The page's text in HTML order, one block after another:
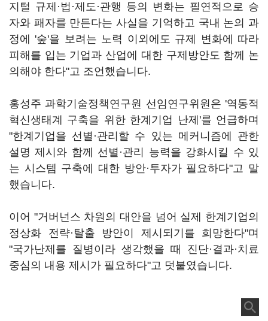
지털 규제·법·제도·관행 등의 변화는 필연적으로 승
자와 패자를 만든다는 사실을 기억하고 국내 논의 과
정에 '숲'을 보려는 노력 이외에도 규제 변화에 따라
피해를 입는 기업과 산업에 대한 구제방안도 함께 논
의해야 한다"고 조언했습니다.
홍성주 과학기술정책연구원 선임연구위원은 '역동적
혁신생태계 구축을 위한 한계기업 난제'를 언급하며
"한계기업을 선별·관리할 수 있는 메커니즘에 관한
설명 제시와 함께 선별·관리 능력을 강화시킬 수 있
는 시스템 구축에 대한 방안·투자가 필요하다"고 말
했습니다.
이어 "거버넌스 차원의 대안을 넘어 실제 한계기업의
정상화 전략·탈출 방안이 제시되기를 희망한다"며
"국가난제를 질병이라 생각했을 때 진단·결과·치료
중심의 내용 제시가 필요하다"고 덧붙였습니다.